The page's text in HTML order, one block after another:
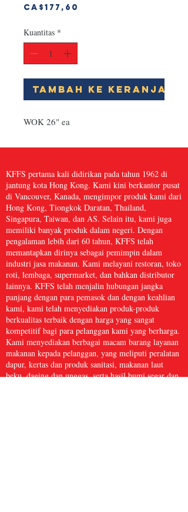
CA$177,60
Kuantitas *
Tambah ke Keranjang
WOK 26" ea
KFFS pertama kali didirikan pada tahun 1962 di
jantung kota Hong Kong. Kami kini berkantor pusat
di Vancouver, Kanada, mengimpor produk kami dari
Hong Kong, Tiongkok Daratan, Thailand,
Singapura, Taiwan, dan AS. Selain itu, kami juga
memiliki banyak produk dalam negeri. Dengan
pengalaman lebih dari 60 tahun, KFFS telah
memantapkan dirinya sebagai pemimpin dalam
industri jasa makanan. Kami melayani restoran, toko
roti, lembaga, supermarket, dan bahkan distributor
lainnya. KFFS telah menjalin hubungan jangka
panjang dengan para pemasok dan dengan keahlian
kami, kami telah menyediakan produk-produk
berkualitas terbaik dengan harga yang sangat
kompetitif bagi para pelanggan kami yang berharga.
Kami menyediakan berbagai macam barang layanan
makanan kepada pelanggan, yang meliputi peralatan
dapur, kertas dan produk sanitasi, makanan laut
beku, daging dan unggas, serta hasil bumi segar dan